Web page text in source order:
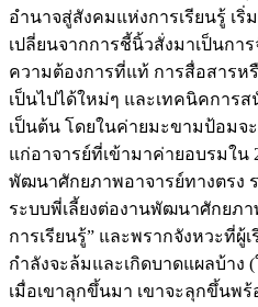
อำนาจสู่สังคมแห่งการเรียนรู้ เริ่
เปลี่ยนจากการชี้นิ้วสั่งมาเป็นการ
ความต้องการที่แท้ การสื่อสารห
เป็นไปได้ใหม่ๆ และเทคนิคการ
เป็นต้น โดยในค่ายมะขามป้อมจ
แก่อาจารย์ที่เข้ามาค่ายอบรมใน
พัฒนาศักยภาพอาจารย์ทางตรง
ระบบพี่เลี้ยงต่องานพัฒนาศักยภ
การเรียนรู้” และพรากจังหวะที่ผู้
กำลังจะล้มและเกิดบาดแผลบ้าง
เมื่อเขาลุกขึ้นมา เขาจะลุกขึ้นพ